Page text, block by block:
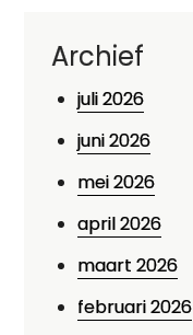
Archief
juli 2026
juni 2026
mei 2026
april 2026
maart 2026
februari 2026